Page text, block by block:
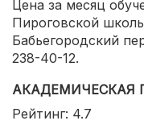
Цена за месяц
Пироговской
Бабьегородский
238-40-12.
АКАДЕМИЧЕСКАЯ
Рейтинг: 4.7